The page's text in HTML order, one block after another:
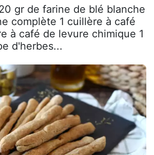
gr de farine de blé blanche
complète 1 cuillère à café
à café de levure chimique 1
d'herbes...